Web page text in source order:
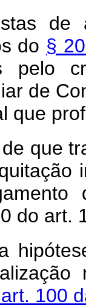
de
do §
pelo
de
que
de que
do art.
100